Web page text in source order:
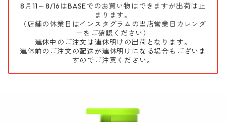
8月11～8/16はBASEでのお買い物はできますが出荷は止
まります。
（店舗の休業日はインスタグラムの当店営業日カレンダ
ーをご確認ください）
連休中のご注文は連休明けの出荷となります。
連休前のご注文の配送が連休明けになる場合もございま
すのでご注意ください。